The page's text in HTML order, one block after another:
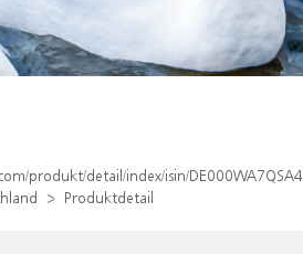
produkt/detail/index/isin/DE000WA7QSA4
Produktdetail